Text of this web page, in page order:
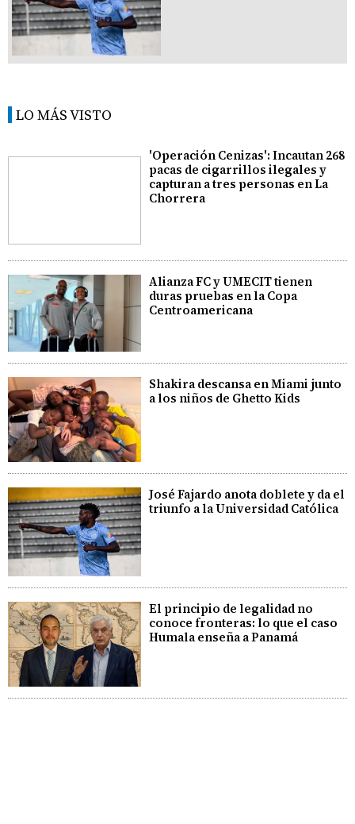
LO MÁS VISTO
'Operación Cenizas': Incautan 268
pacas de cigarrillos ilegales y
capturan a tres personas en La
Chorrera
Alianza FC y UMECIT tienen
duras pruebas en la Copa
Centroamericana
Shakira descansa en Miami junto
a los niños de Ghetto Kids
José Fajardo anota doblete y da el
triunfo a la Universidad Católica
El principio de legalidad no
conoce fronteras: lo que el caso
Humala enseña a Panamá